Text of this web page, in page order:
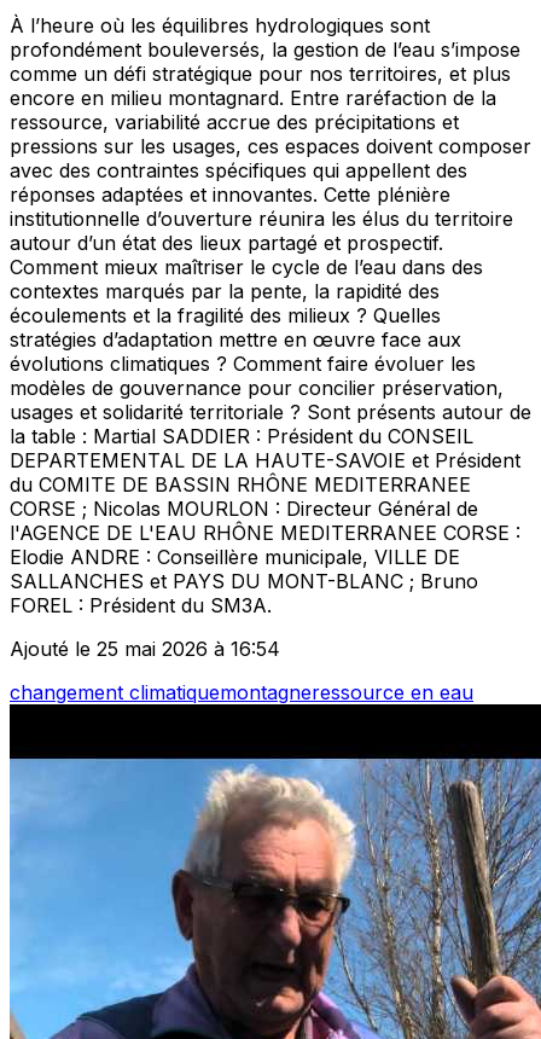
À l’heure où les équilibres hydrologiques sont
profondément bouleversés, la gestion de l’eau s’impose
comme un défi stratégique pour nos territoires, et plus
encore en milieu montagnard. Entre raréfaction de la
ressource, variabilité accrue des précipitations et
pressions sur les usages, ces espaces doivent composer
avec des contraintes spécifiques qui appellent des
réponses adaptées et innovantes. Cette plénière
institutionnelle d’ouverture réunira les élus du territoire
autour d’un état des lieux partagé et prospectif.
Comment mieux maîtriser le cycle de l’eau dans des
contextes marqués par la pente, la rapidité des
écoulements et la fragilité des milieux ? Quelles
stratégies d’adaptation mettre en œuvre face aux
évolutions climatiques ? Comment faire évoluer les
modèles de gouvernance pour concilier préservation,
usages et solidarité territoriale ? Sont présents autour de
la table : Martial SADDIER : Président du CONSEIL
DEPARTEMENTAL DE LA HAUTE-SAVOIE et Président
du COMITE DE BASSIN RHÔNE MEDITERRANEE
CORSE ; Nicolas MOURLON : Directeur Général de
l'AGENCE DE L'EAU RHÔNE MEDITERRANEE CORSE :
Elodie ANDRE : Conseillère municipale, VILLE DE
SALLANCHES et PAYS DU MONT-BLANC ; Bruno
FOREL : Président du SM3A.
Ajouté le 25 mai 2026 à 16:54
changement climatiquemontagneressource en eau